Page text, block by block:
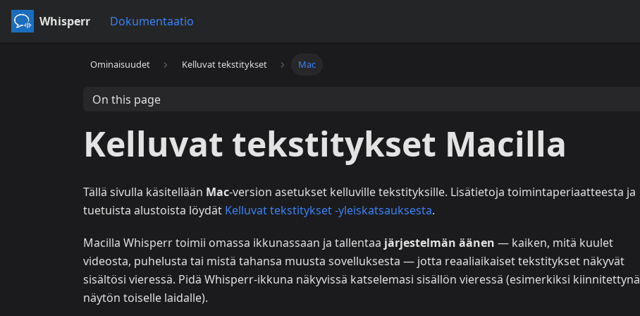
Whisperr Dokumentaatio
Ominaisuudet Kelluvat tekstitykset Mac
On this page
Kelluvat tekstitykset Macilla
Tällä sivulla käsitellään Mac-version asetukset kelluville tekstityksille. Lisätietoja toimintaperiaatteesta ja
tuetuista alustoista löydät Kelluvat tekstitykset -yleiskatsauksesta.
Macilla Whisperr toimii omassa ikkunassaan ja tallentaa järjestelmän äänen — kaiken, mitä kuulet
videosta, puhelusta tai mistä tahansa muusta sovelluksesta — jotta reaaliaikaiset tekstitykset näkyvät
sisältösi vieressä. Pidä Whisperr-ikkuna näkyvissä katselemasi sisällön vieressä (esimerkiksi kiinnitettynä
näytön toiselle laidalle).